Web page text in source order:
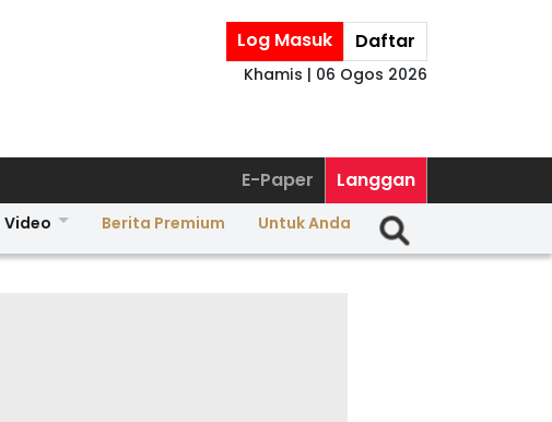
Log Masuk Daftar
Khamis | 06 Ogos 2026
E-Paper Langgan
Video Berita Premium Untuk Anda